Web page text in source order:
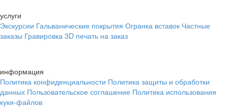
услуги
Экскурсии Гальванические покрытия Огранка вставок Частные
заказы Гравировка 3D печать на заказ
информация
Политика конфиденциальности Политика защиты и обработки
данных Пользовательское соглашение Политика использования
куки-файлов